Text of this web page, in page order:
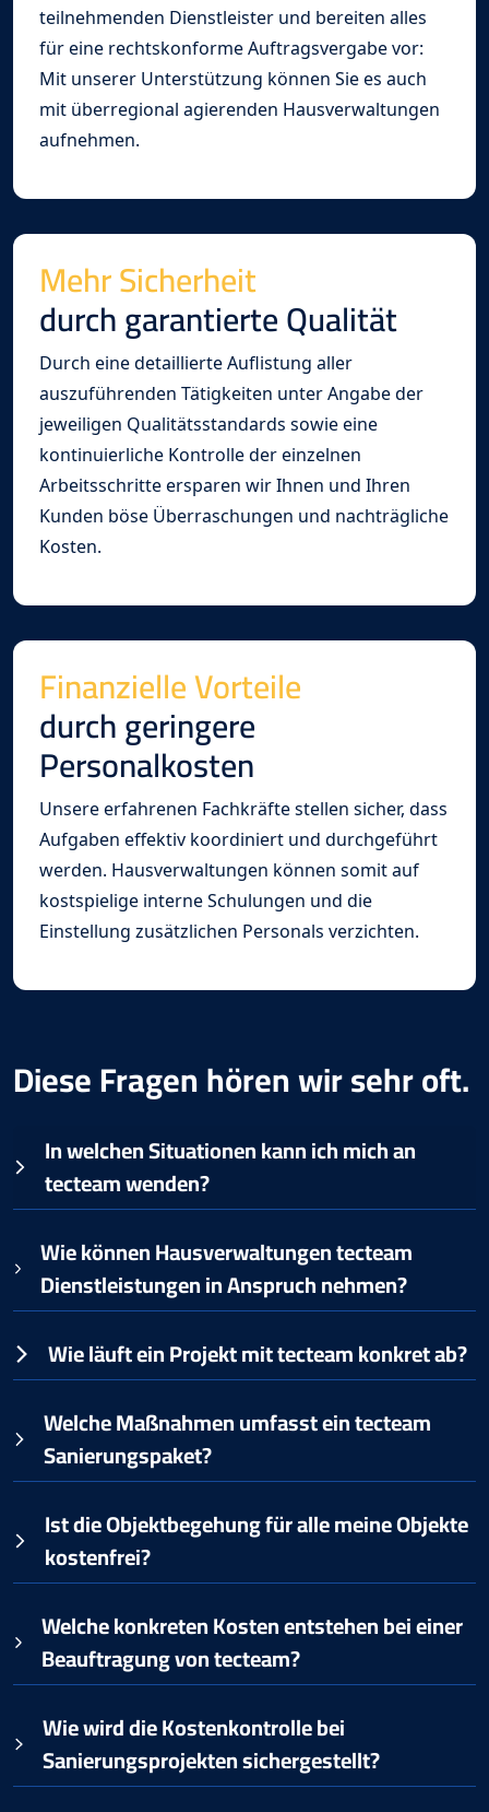
teilnehmenden Dienstleister und bereiten alles
für eine rechtskonforme Auftragsvergabe vor:
Mit unserer Unterstützung können Sie es auch
mit überregional agierenden Hausverwaltungen
aufnehmen.
Mehr Sicherheit
durch garantierte Qualität
Durch eine detaillierte Auflistung aller
auszuführenden Tätigkeiten unter Angabe der
jeweiligen Qualitätsstandards sowie eine
kontinuierliche Kontrolle der einzelnen
Arbeitsschritte ersparen wir Ihnen und Ihren
Kunden böse Überraschungen und nachträgliche
Kosten.
Finanzielle Vorteile
durch geringere
Personalkosten
Unsere erfahrenen Fachkräfte stellen sicher, dass
Aufgaben effektiv koordiniert und durchgeführt
werden. Hausverwaltungen können somit auf
kostspielige interne Schulungen und die
Einstellung zusätzlichen Personals verzichten.
Diese Fragen hören wir sehr oft.
In welchen Situationen kann ich mich an
tecteamwenden?
Wie können Hausverwaltungen tecteam
Dienstleistungen in Anspruch nehmen?
Wie läuft ein Projekt mit tecteamkonkret ab?
Welche Maßnahmen umfasst ein tecteam
Sanierungspaket?
Ist die Objektbegehung für alle meine Objekte
kostenfrei?
Welche konkreten Kosten entstehen bei einer
Beauftragung von tecteam?
Wie wird die Kostenkontrolle bei
Sanierungsprojekten sichergestellt?